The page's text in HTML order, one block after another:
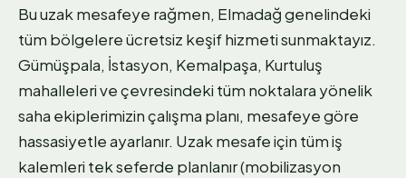
Bu uzak mesafeye rağmen, Elmadağ genelindeki
tüm bölgelere ücretsiz keşif hizmeti sunmaktayız.
Gümüşpala, İstasyon, Kemalpaşa, Kurtuluş
mahalleleri ve çevresindeki tüm noktalara yönelik
saha ekiplerimizin çalışma planı, mesafeye göre
hassasiyetle ayarlanır. Uzak mesafe için tüm iş
kalemleri tek seferde planlanır (mobilizasyon